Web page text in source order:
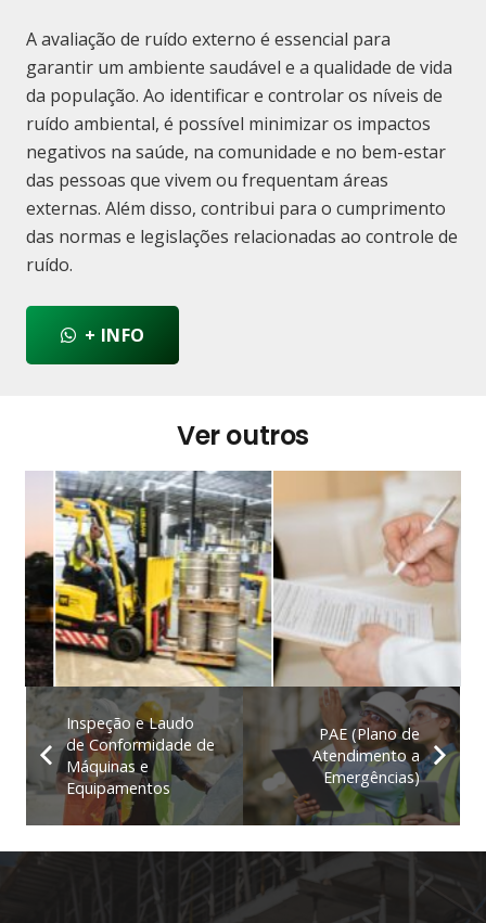
A avaliação de ruído externo é essencial para
garantir um ambiente saudável e a qualidade de vida
da população. Ao identificar e controlar os níveis de
ruído ambiental, é possível minimizar os impactos
negativos na saúde, na comunidade e no bem-estar
das pessoas que vivem ou frequentam áreas
externas. Além disso, contribui para o cumprimento
das normas e legislações relacionadas ao controle de
ruído.
+ INFO
Ver outros
Inspeção e Laudo
de Conformidade de
Máquinas e
Equipamentos
PAE (Plano de
Atendimento a
Emergências)